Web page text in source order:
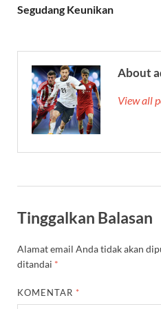
Segudang Keunikan
About
View all
Tinggalkan Balasan
Alamat email Anda tidak akan
ditandai *
KOMENTAR *